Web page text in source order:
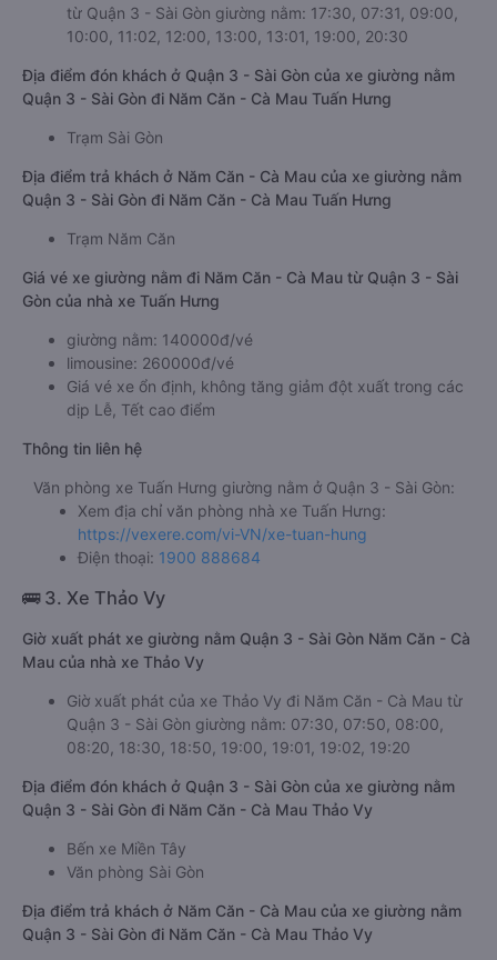
từ Quận 3 - Sài Gòn giường nằm: 17:30, 07:31, 09:00,
10:00, 11:02, 12:00, 13:00, 13:01, 19:00, 20:30
Địa điểm đón khách ở Quận 3 - Sài Gòn của xe giường nằm
Quận 3 - Sài Gòn đi Năm Căn - Cà Mau Tuấn Hưng
Trạm Sài Gòn
Địa điểm trả khách ở Năm Căn - Cà Mau của xe giường nằm
Quận 3 - Sài Gòn đi Năm Căn - Cà Mau Tuấn Hưng
Trạm Năm Căn
Giá vé xe giường nằm đi Năm Căn - Cà Mau từ Quận 3 - Sài
Gòn của nhà xe Tuấn Hưng
giường nằm: 140000đ/vé
limousine: 260000đ/vé
Giá vé xe ổn định, không tăng giảm đột xuất trong các
dịp Lễ, Tết cao điểm
Thông tin liên hệ
Văn phòng xe Tuấn Hưng giường nằm ở Quận 3 - Sài Gòn:
Xem địa chỉ văn phòng nhà xe Tuấn Hưng:
https://vexere.com/vi-VN/xe-tuan-hung
Điện thoại: 1900 888684
🚌 3. Xe Thảo Vy
Giờ xuất phát xe giường nằm Quận 3 - Sài Gòn Năm Căn - Cà
Mau của nhà xe Thảo Vy
Giờ xuất phát của xe Thảo Vy đi Năm Căn - Cà Mau từ
Quận 3 - Sài Gòn giường nằm: 07:30, 07:50, 08:00,
08:20, 18:30, 18:50, 19:00, 19:01, 19:02, 19:20
Địa điểm đón khách ở Quận 3 - Sài Gòn của xe giường nằm
Quận 3 - Sài Gòn đi Năm Căn - Cà Mau Thảo Vy
Bến xe Miền Tây
Văn phòng Sài Gòn
Địa điểm trả khách ở Năm Căn - Cà Mau của xe giường nằm
Quận 3 - Sài Gòn đi Năm Căn - Cà Mau Thảo Vy